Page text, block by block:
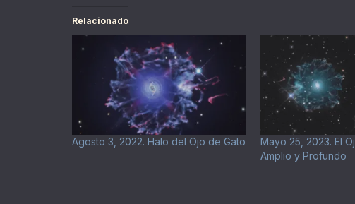
Relacionado
Agosto 3, 2022. Halo del Ojo de Gato
Mayo 25, 2023. El
Amplio y Profundo